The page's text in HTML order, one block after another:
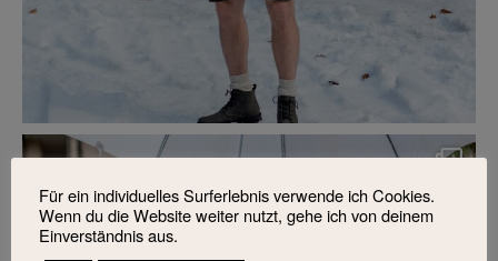
Für ein individuelles Surferlebnis verwende ich Cookies.
Wenn du die Website weiter nutzt, gehe ich von deinem
Einverständnis aus.